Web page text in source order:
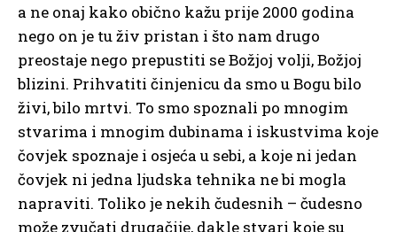
a ne onaj kako obično kažu prije 2000 godina
nego on je tu živ pristan i što nam drugo
preostaje nego prepustiti se Božjoj volji, Božjoj
blizini. Prihvatiti činjenicu da smo u Bogu bilo
živi, bilo mrtvi. To smo spoznali po mnogim
stvarima i mnogim dubinama i iskustvima koje
čovjek spoznaje i osjeća u sebi, a koje ni jedan
čovjek ni jedna ljudska tehnika ne bi mogla
napraviti. Toliko je nekih čudesnih – čudesno
može zvučati drugačije, dakle stvari koje su